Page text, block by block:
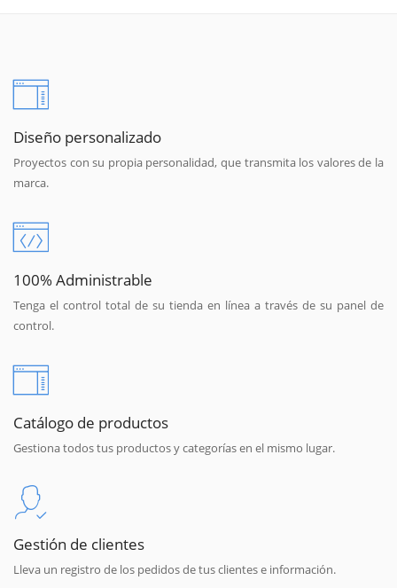
Diseño personalizado
Proyectos con su propia personalidad, que transmita los valores de la
marca.
100% Administrable
Tenga el control total de su tienda en línea a través de su panel de
control.
Catálogo de productos
Gestiona todos tus productos y categorías en el mismo lugar.
Gestión de clientes
Lleva un registro de los pedidos de tus clientes e información.